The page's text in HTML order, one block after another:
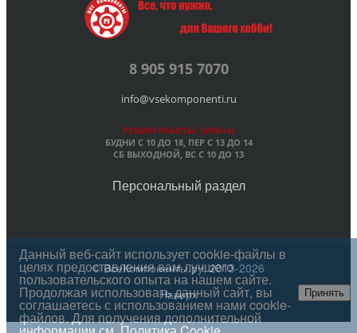
8 905 915 7070
info@vsekomponenti.ru
РЕЖИМ РАБОТЫ: (MSK+4)
БУДНИ С 10 ДО 18, ПЕРС 13 ДО 14
СБ ВЫХОДНОЙ, ВС С 10 ДО 13
Персональный раздел
© ВсеКомпоненты.ру, 2013-2026
Наверх
Данный веб-сайт использует cookie-файлы в
целях предоставления вам лучшего
пользовательского опыта на нашем сайте.
Продолжая использовать данный сайт, вы
соглашаетесь с использованием нами cookie-
файлов. Для получения дополнительной
Принять